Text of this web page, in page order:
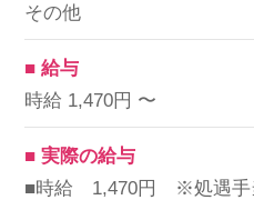
その他
■ 給与
時給 1,470円 〜
■ 実際の給与
■時給 1,470円 ※処遇手